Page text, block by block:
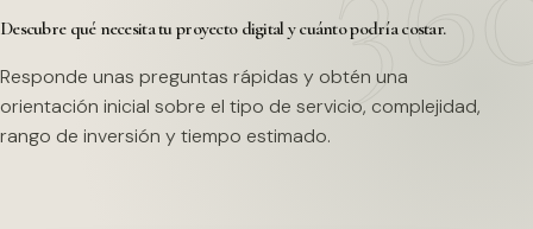
Descubre qué necesita tu proyecto digital y cuánto podría costar.
Responde unas preguntas rápidas y obtén una
orientación inicial sobre el tipo de servicio, complejidad,
rango de inversión y tiempo estimado.